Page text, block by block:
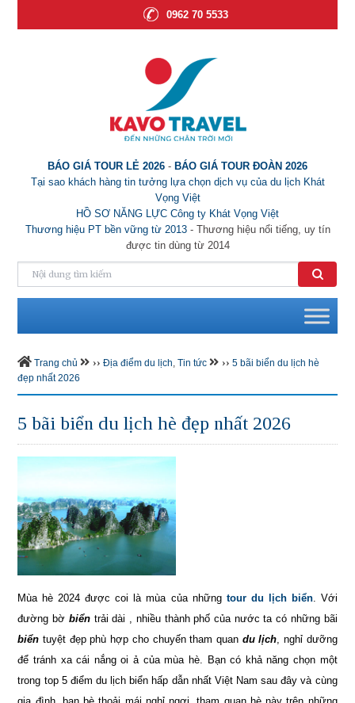
0962 70 5533
BÁO GIÁ TOUR LẺ 2026 - BÁO GIÁ TOUR ĐOÀN 2026
Tại sao khách hàng tin tưởng lựa chọn dịch vụ của du lịch Khát
Vọng Việt
HỒ SƠ NĂNG LỰC Công ty Khát Vọng Việt
Thương hiệu PT bền vững từ 2013- Thương hiệu nổi tiếng, uy tín
được tin dùng từ 2014
Trang chủ ›› Địa điểm du lịch,Tin tức ›› 5 bãi biển du lịch hè
đẹp nhất 2026
5 bãi biển du lịch hè đẹp nhất 2026
Mùa hè 2024 được coi là mùa của những tour du lịch biển. Với
đường bờ biểntrải dài , nhiều thành phố của nước ta có những bãi
biển tuyệt đẹp phù hợp cho chuyến tham quandu lịch, nghỉ dưỡng
để tránh xa cái nắng oi ả của mùa hè. Bạn có khả năng chọn một
trong top 5 điểm du lịch biển hấp dẫn nhất Việt Nam sau đây và cùng